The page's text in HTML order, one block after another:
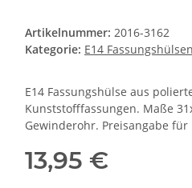
Artikelnummer: 2016-3162
Kategorie: E14
E14 Fassungshülse aus
Kunststofffassungen. Maße
Gewinderohr. Preisangabe für
13,95 €